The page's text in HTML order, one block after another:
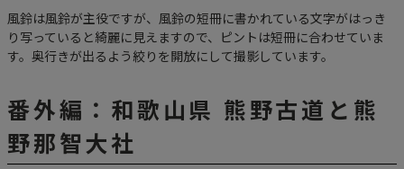
風鈴は風鈴が主役ですが、風鈴の短冊に書かれている文字がはっき
り写っていると綺麗に見えますので、ピントは短冊に合わせていま
す。奥行きが出るよう絞りを開放にして撮影しています。
番外編：和歌山県 熊野古道と熊
野那智大社